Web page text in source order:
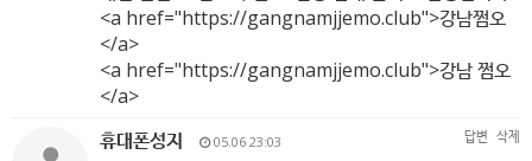
<a href="https://gangnamjjemo.club">강남쩜오
</a>
<a href="https://gangnamjjemo.club">강남 쩜오
</a>
휴대폰성지
05.06 23:03 답변 삭제